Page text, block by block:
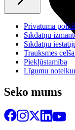
Privātuma
Sīkdatņu
Sīkdatņu
Trauksmes
Piekļūstamība
Līgumu
Seko mums